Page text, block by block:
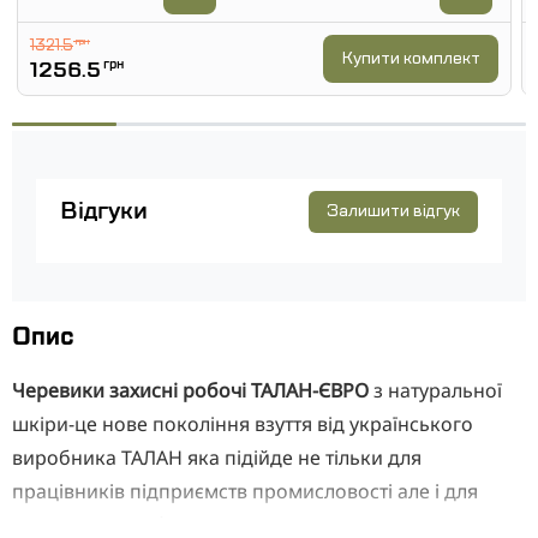
1321.5грн
1256.5 грн Купити комплект
Відгуки Залишити відгук
Опис
Черевики захисні робочі ТАЛАН-ЄВРОз натуральної
шкіри-це нове покоління взуття від українського
виробника ТАЛАН яка підійде не тільки для
працівників підприємств промисловості але і для